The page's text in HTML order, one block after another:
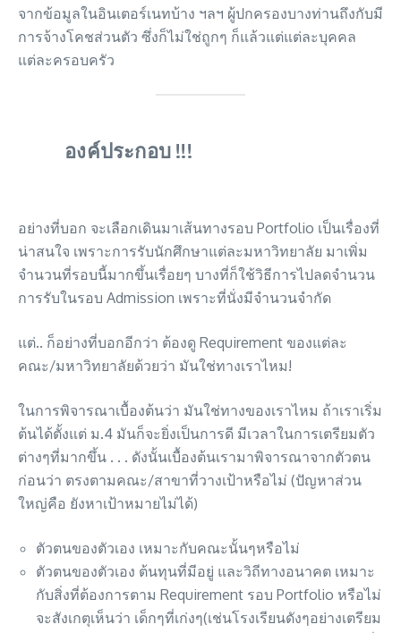
จากข้อมูลในอินเตอร์เนทบ้าง ฯลฯ ผู้ปกครองบางท่านถึงกับมี
การจ้างโคชส่วนตัว ซึ่งก็ไม่ใช่ถูกๆ ก็แล้วแต่แต่ละบุคคล
แต่ละครอบครัว
องค์ประกอบ !!!
อย่างที่บอก จะเลือกเดินมาเส้นทางรอบ Portfolio เป็นเรื่องที่
น่าสนใจ เพราะการรับนักศึกษาแต่ละมหาวิทยาลัย มาเพิ่ม
จำนวนที่รอบนี้มากขึ้นเรื่อยๆ บางที่ก็ใช้วิธีการไปลดจำนวน
การรับในรอบ Admission เพราะที่นั่งมีจำนวนจำกัด
แต่.. ก็อย่างที่บอกอีกว่า ต้องดู Requirement ของแต่ละ
คณะ/มหาวิทยาลัยด้วยว่า มันใช่ทางเราไหม!
ในการพิจารณาเบื้องต้นว่า มันใช่ทางของเราไหม ถ้าเราเริ่ม
ต้นได้ตั้งแต่ ม.4 มันก็จะยิ่งเป็นการดี มีเวลาในการเตรียมตัว
ต่างๆที่มากขึ้น . . . ดังนั้นเบื้องต้นเรามาพิจารณาจากตัวตน
ก่อนว่า ตรงตามคณะ/สาขาที่วางเป้าหรือไม่ (ปัญหาส่วน
ใหญ่คือ ยังหาเป้าหมายไม่ได้)
ตัวตนของตัวเอง เหมาะกับคณะนั้นๆหรือไม่
ตัวตนของตัวเอง ต้นทุนที่มีอยู่ และวิถีทางอนาคต เหมาะ
กับสิ่งที่ต้องการตาม Requirement รอบ Portfolio หรือไม่
จะสังเกตุเห็นว่า เด็กๆที่เก่งๆ(เช่นโรงเรียนดังๆอย่างเตรียม